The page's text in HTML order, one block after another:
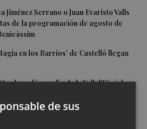
Jiménez Serrano o Juan Evaristo Valls
de la programación de agosto de
en los Barrios’ de Castelló llegan
sobre el incendio de la Vall d'Uixó: la
132 millones a 24 nuevas
de sus